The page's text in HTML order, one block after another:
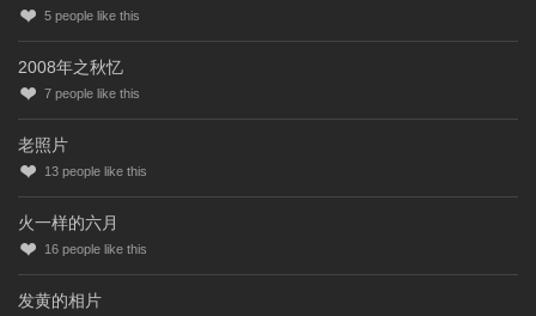
5 people like this
2008年之秋忆
7 people like this
老照片
13 people like this
火一样的六月
16 people like this
发黄的相片